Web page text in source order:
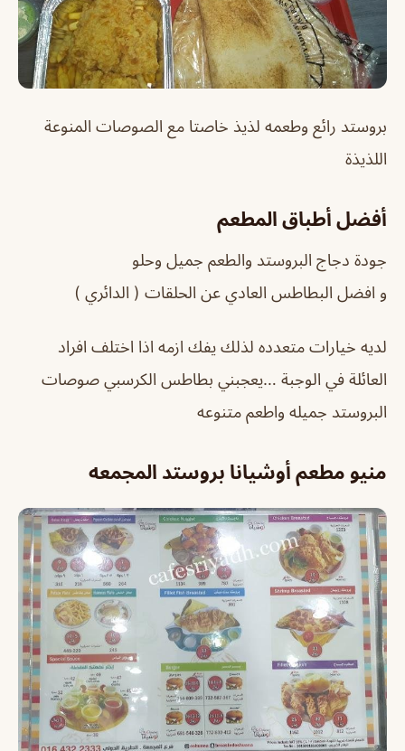
بروستد رائع وطعمه لذيذ خاصتا مع الصوصات المنوعة
اللذيذة
أفضل أطباق المطعم
جودة دجاج البروستد والطعم جميل وحلو
و افضل البطاطس العادي عن الحلقات ( الدائري )
لديه خيارات متعدده لذلك يفك ازمه اذا اختلف افراد
العائلة في الوجبة …يعجبني بطاطس الكرسبي صوصات
البروستد جميله واطعم متنوعه
منيو مطعم أوشيانا بروستد المجمعه